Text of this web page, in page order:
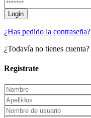
¿Has pedido la contraseña?
¿Todavía no tienes cuenta?
Registrate